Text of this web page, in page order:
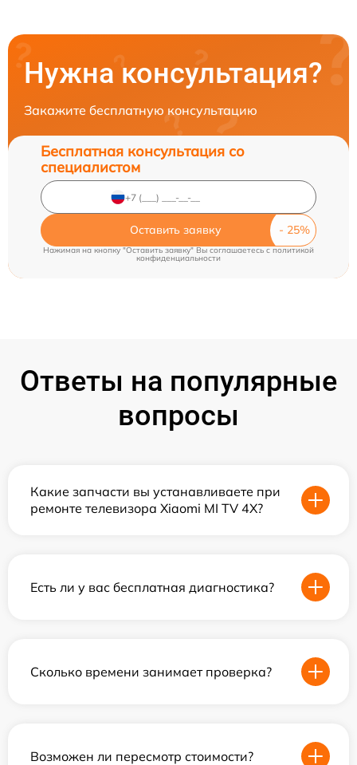
Нужна консультация?
Закажите бесплатную консультацию
Бесплатная консультация со
специалистом
Оставить заявку
Нажимая на кнопку "Оставить заявку" Вы соглашаетесь cполитикой
конфиденциальности
Ответы на популярные
вопросы
Какие запчасти вы устанавливаете при
ремонте телевизора Xiaomi MI TV 4X?
Есть ли у вас бесплатная диагностика?
Сколько времени занимает проверка?
Возможен ли пересмотр стоимости?